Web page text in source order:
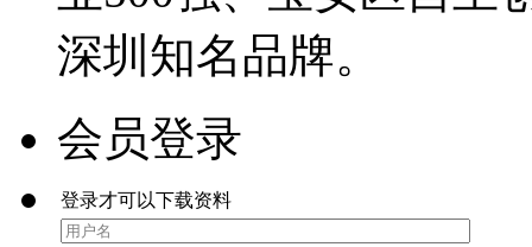
深圳知名品牌。
会员登录
登录才可以下载资料